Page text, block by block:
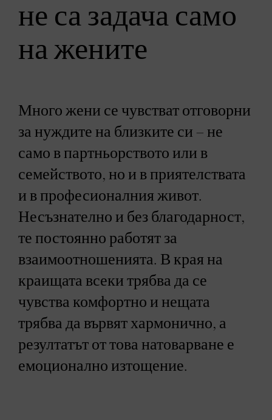
не са задача само
на жените
Много жени се чувстват отговорни
за нуждите на близките си – не
само в партньорството или в
семейството, но и в приятелствата
и в професионалния живот.
Несъзнателно и без благодарност,
те постоянно работят за
взаимоотношенията. В края на
краищата всеки трябва да се
чувства комфортно и нещата
трябва да вървят хармонично, а
резултатът от това натоварване е
емоционално изтощение.